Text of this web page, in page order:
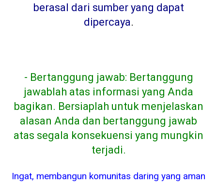
berasal dari sumber yang dapat
dipercaya.
- Bertanggung jawab: Bertanggung
jawablah atas informasi yang Anda
bagikan. Bersiaplah untuk menjelaskan
alasan Anda dan bertanggung jawab
atas segala konsekuensi yang mungkin
terjadi.
Ingat, membangun komunitas daring yang aman